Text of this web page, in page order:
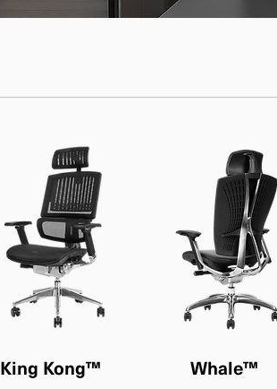
King Kong™ Whale™